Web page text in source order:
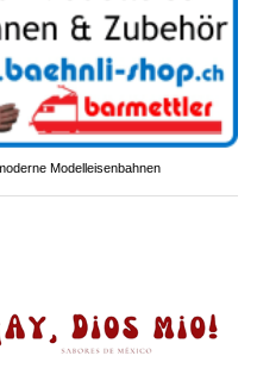
Modelleisenbahnen